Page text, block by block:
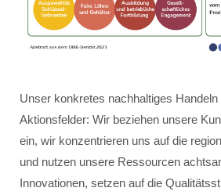
Unser konkretes nachhaltiges
Aktionsfelder: Wir beziehen unsere
ein, wir konzentrieren uns auf die
und nutzen unsere Ressourcen
Innovationen, setzen auf die